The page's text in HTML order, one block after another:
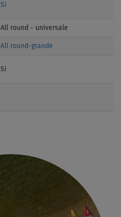
Si
All round - universale
All round-grande
Si